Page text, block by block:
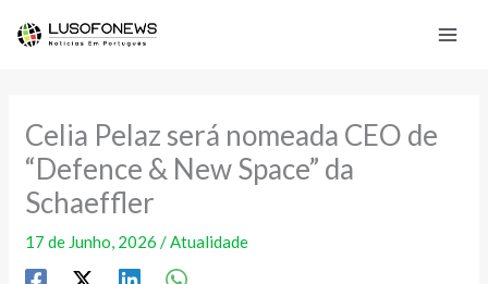
Celia Pelaz será nomeada CEO de
“Defence & New Space” da
Schaeffler
17 de Junho, 2026/Atualidade